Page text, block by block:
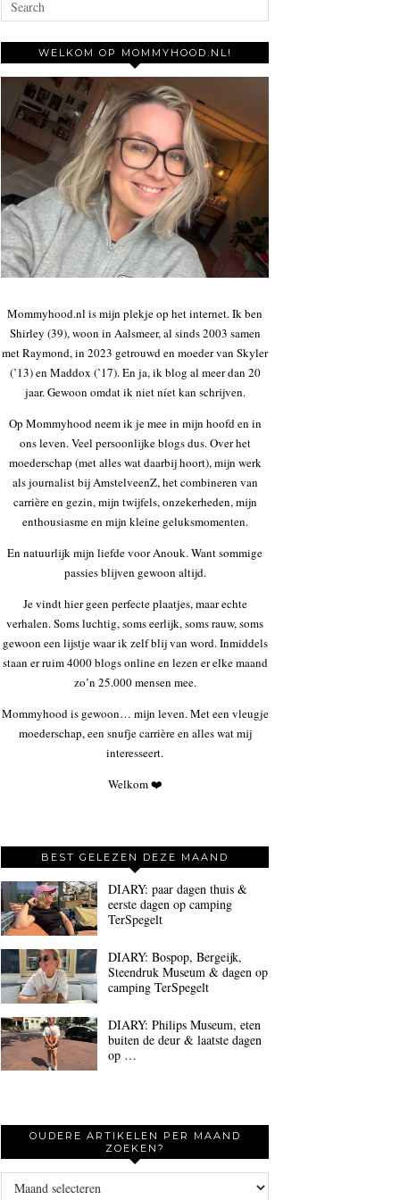
WELKOM OP MOMMYHOOD.NL!
Mommyhood.nl is mijn plekje op het internet. Ik ben
Shirley (39), woon in Aalsmeer, al sinds 2003 samen
met Raymond, in 2023 getrouwd en moeder van Skyler
(’13) en Maddox (’17). En ja, ik blog al meer dan 20
jaar. Gewoon omdat ik niet níet kan schrijven.
Op Mommyhood neem ik je mee in mijn hoofd en in
ons leven. Veel persoonlijke blogs dus. Over het
moederschap (met alles wat daarbij hoort), mijn werk
als journalist bij AmstelveenZ, het combineren van
carrière en gezin, mijn twijfels, onzekerheden, mijn
enthousiasme en mijn kleine geluksmomenten.
En natuurlijk mijn liefde voor Anouk. Want sommige
passies blijven gewoon altijd.
Je vindt hier geen perfecte plaatjes, maar echte
verhalen. Soms luchtig, soms eerlijk, soms rauw, soms
gewoon een lijstje waar ik zelf blij van word. Inmiddels
staan er ruim 4000 blogs online en lezen er elke maand
zo’n 25.000 mensen mee.
Mommyhood is gewoon… mijn leven. Met een vleugje
moederschap, een snufje carrière en alles wat mij
interesseert.
Welkom ❤️
BEST GELEZEN DEZE MAAND
DIARY: paar dagen thuis &
eerste dagen op camping
TerSpegelt
DIARY: Bospop, Bergeijk,
Steendruk Museum & dagen op
camping TerSpegelt
DIARY: Philips Museum, eten
buiten de deur & laatste dagen
op …
OUDERE ARTIKELEN PER MAAND
ZOEKEN?
Oudere